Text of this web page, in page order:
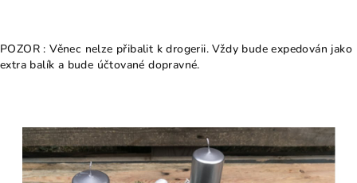
POZOR : Věnec nelze přibalit k drogerii. Vždy bude expedován jako
extra balík a bude účtované dopravné.